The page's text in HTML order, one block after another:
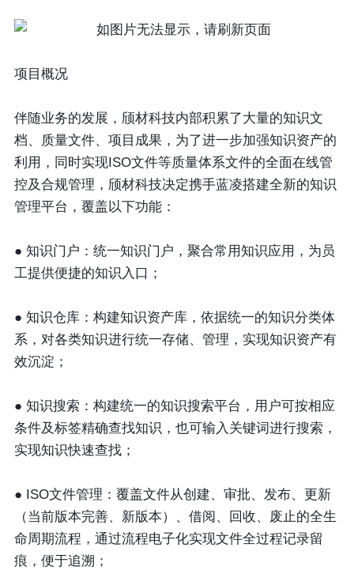
项目概况
伴随业务的发展，颀材科技内部积累了大量的知识文
档、质量文件、项目成果，为了进一步加强知识资产的
利用，同时实现ISO文件等质量体系文件的全面在线管
控及合规管理，颀材科技决定携手蓝凌搭建全新的知识
管理平台，覆盖以下功能：
● 知识门户 ：统一知识门户，聚合常用知识应用，为员
工提供便捷的知识入口；
● 知识仓库：构建知识资产库，依据统一的知识分类体
系，对各类知识进行统一存储、管理，实现知识资产有
效沉淀；
● 知识搜索 ：构建统一的知识搜索平台，用户可按相应
条件及标签精确查找知识，也可输入关键词进行搜索，
实现知识快速查找；
● ISO文件管理 ：覆盖文件从创建、审批、发布、更新
（当前版本完善、新版本）、借阅、回收、废止的全生
命周期流程，通过流程电子化实现文件全过程记录留
痕，便于追溯；